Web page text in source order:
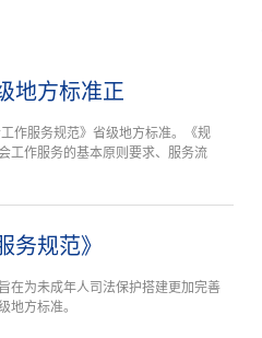
地方标准正
作服务规范》省级地方标准。《规
工作服务的基本原则要求、服务流
务规范》
在为未成年人司法保护搭建更加完善
地方标准。